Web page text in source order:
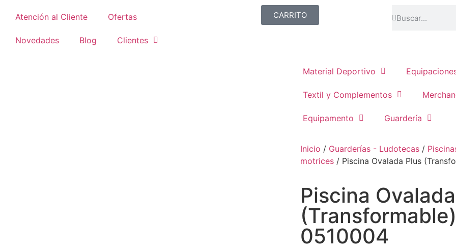
Atención al Cliente Ofertas
Novedades Blog Clientes
CARRITO
Material Deportivo
Textil y Complementos
Equipamento Guardería
Inicio / Guarderías - Ludotecas /
motrices / Piscina Ovalada Plus
Piscina
0510004